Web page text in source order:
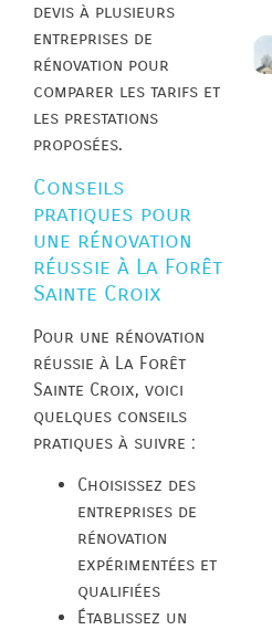
devis à plusieurs
entreprises de
rénovation pour
comparer les tarifs et
les prestations
proposées.
Conseils
pratiques pour
une rénovation
réussie à La Forêt
Sainte Croix
Pour une rénovation
réussie à La Forêt
Sainte Croix, voici
quelques conseils
pratiques à suivre :
Choisissez des
entreprises de
rénovation
expérimentées et
qualifiées
Établissez un